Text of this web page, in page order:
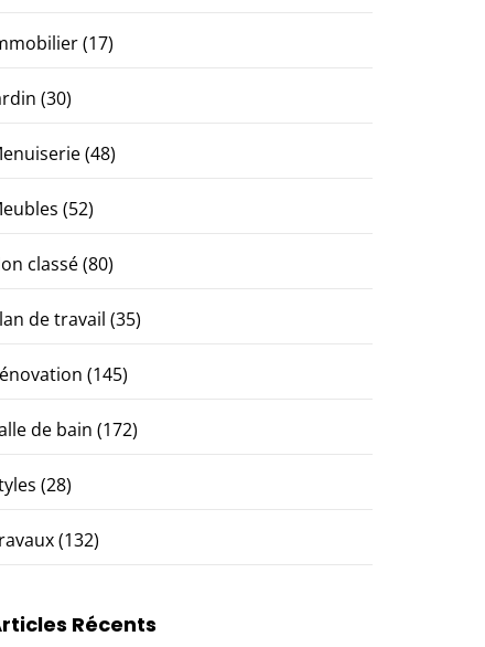
(17)
(30)
(48)
(52)
classé(80)
de travail (35)
(145)
de bain (172)
(28)
(132)
Récents